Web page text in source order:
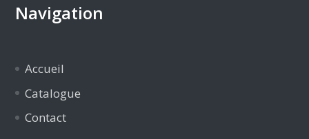
Navigation
Accueil
Catalogue
Contact